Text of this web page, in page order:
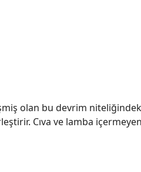
olan bu devrim
Cıva ve lamba içermeyen